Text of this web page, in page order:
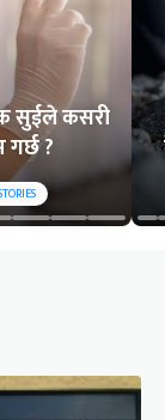
सुईले कसरी
?